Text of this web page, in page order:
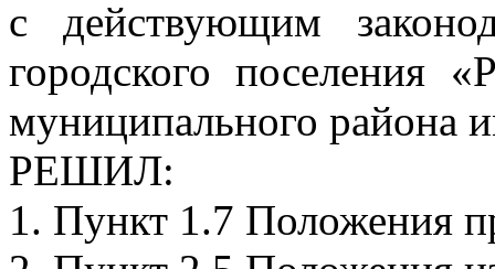
с действующим
городского поселения
муниципального района
РЕШИЛ:
1. Пункт 1.7 Положения